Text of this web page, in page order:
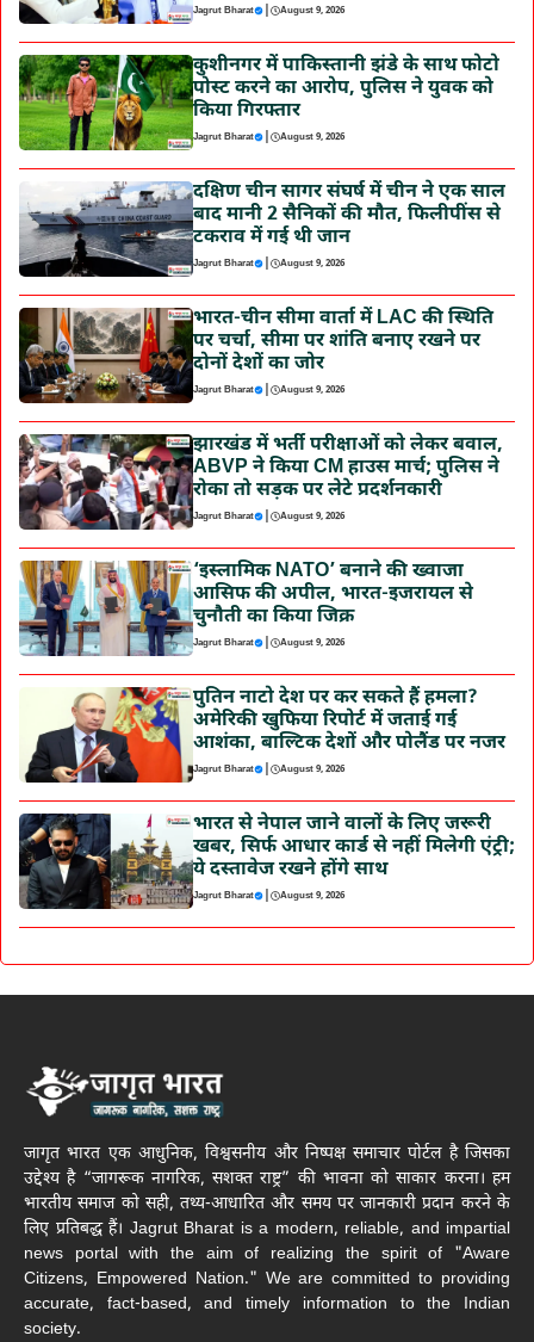
Jagrut Bharat | August 9, 2026
कुशीनगर में पाकिस्तानी झंडे के साथ फोटो
पोस्ट करने का आरोप, पुलिस ने युवक को
किया गिरफ्तार
Jagrut Bharat | August 9, 2026
दक्षिण चीन सागर संघर्ष में चीन ने एक साल
बाद मानी 2 सैनिकों की मौत, फिलीपींस से
टकराव में गई थी जान
Jagrut Bharat | August 9, 2026
भारत-चीन सीमा वार्ता में LAC की स्थिति
पर चर्चा, सीमा पर शांति बनाए रखने पर
दोनों देशों का जोर
Jagrut Bharat | August 9, 2026
झारखंड में भर्ती परीक्षाओं को लेकर बवाल,
ABVP ने किया CM हाउस मार्च; पुलिस ने
रोका तो सड़क पर लेटे प्रदर्शनकारी
Jagrut Bharat | August 9, 2026
‘इस्लामिक NATO’ बनाने की ख्वाजा
आसिफ की अपील, भारत-इजरायल से
चुनौती का किया जिक्र
Jagrut Bharat | August 9, 2026
पुतिन नाटो देश पर कर सकते हैं हमला?
अमेरिकी खुफिया रिपोर्ट में जताई गई
आशंका, बाल्टिक देशों और पोलैंड पर नजर
Jagrut Bharat | August 9, 2026
भारत से नेपाल जाने वालों के लिए जरूरी
खबर, सिर्फ आधार कार्ड से नहीं मिलेगी एंट्री;
ये दस्तावेज रखने होंगे साथ
Jagrut Bharat | August 9, 2026
जागृत भारत एक आधुनिक, विश्वसनीय और निष्पक्ष समाचार पोर्टल है जिसका
उद्देश्य है “जागरूक नागरिक, सशक्त राष्ट्र” की भावना को साकार करना। हम
भारतीय समाज को सही, तथ्य-आधारित और समय पर जानकारी प्रदान करने के
लिए प्रतिबद्ध हैं। Jagrut Bharat is a modern, reliable, and impartial
news portal with the aim of realizing the spirit of "Aware
Citizens, Empowered Nation." We are committed to providing
accurate, fact-based, and timely information to the Indian
society.